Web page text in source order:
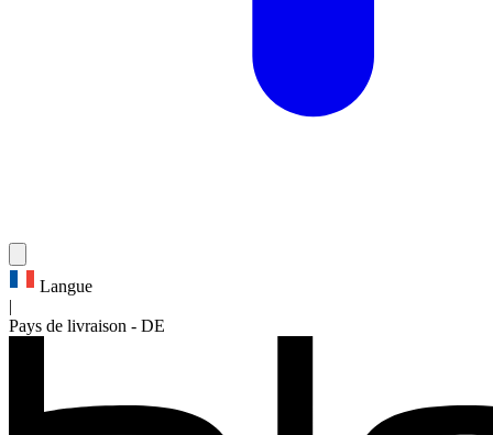
Langue
Pays de livraison - DE